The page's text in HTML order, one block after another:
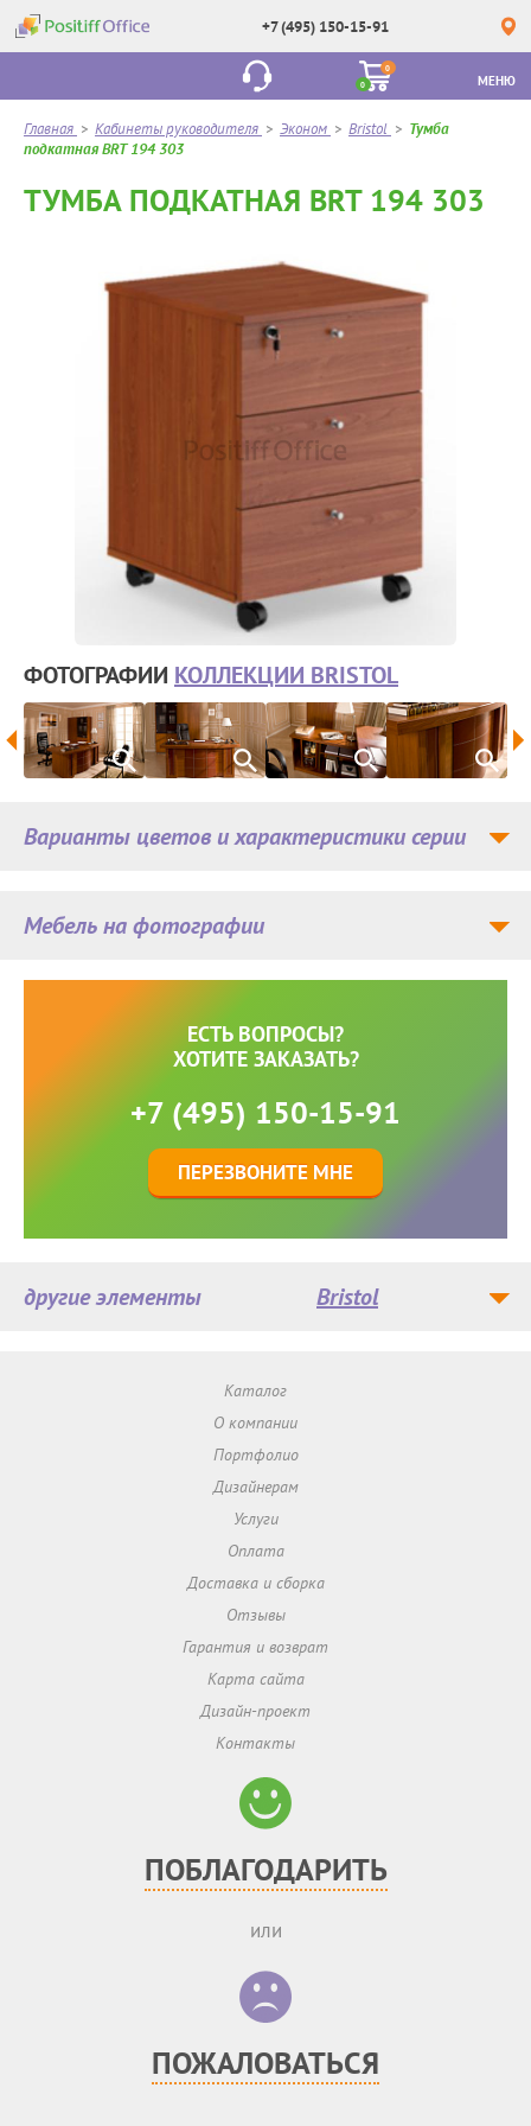
+7 (495) 150-15-91
0
0
МЕНЮ
Главная > Кабинеты руководителя > Эконом > Bristol > Тумба
подкатная BRT 194 303
ТУМБА ПОДКАТНАЯ BRT 194 303
ФОТОГРАФИИ КОЛЛЕКЦИИ BRISTOL
Мебель на фотографии
Варианты цветов и характеристики серии
ЕСТЬ ВОПРОСЫ?
ХОТИТЕ ЗАКАЗАТЬ?
+7 (495) 150-15-91
ПЕРЕЗВОНИТЕ МНЕ
другие элементы Bristol
Каталог
О компании
Портфолио
Дизайнерам
Услуги
Оплата
Доставка и сборка
Отзывы
Гарантия и возврат
Карта сайта
Дизайн-проект
Контакты
ПОБЛАГОДАРИТЬ
или
ПОЖАЛОВАТЬСЯ